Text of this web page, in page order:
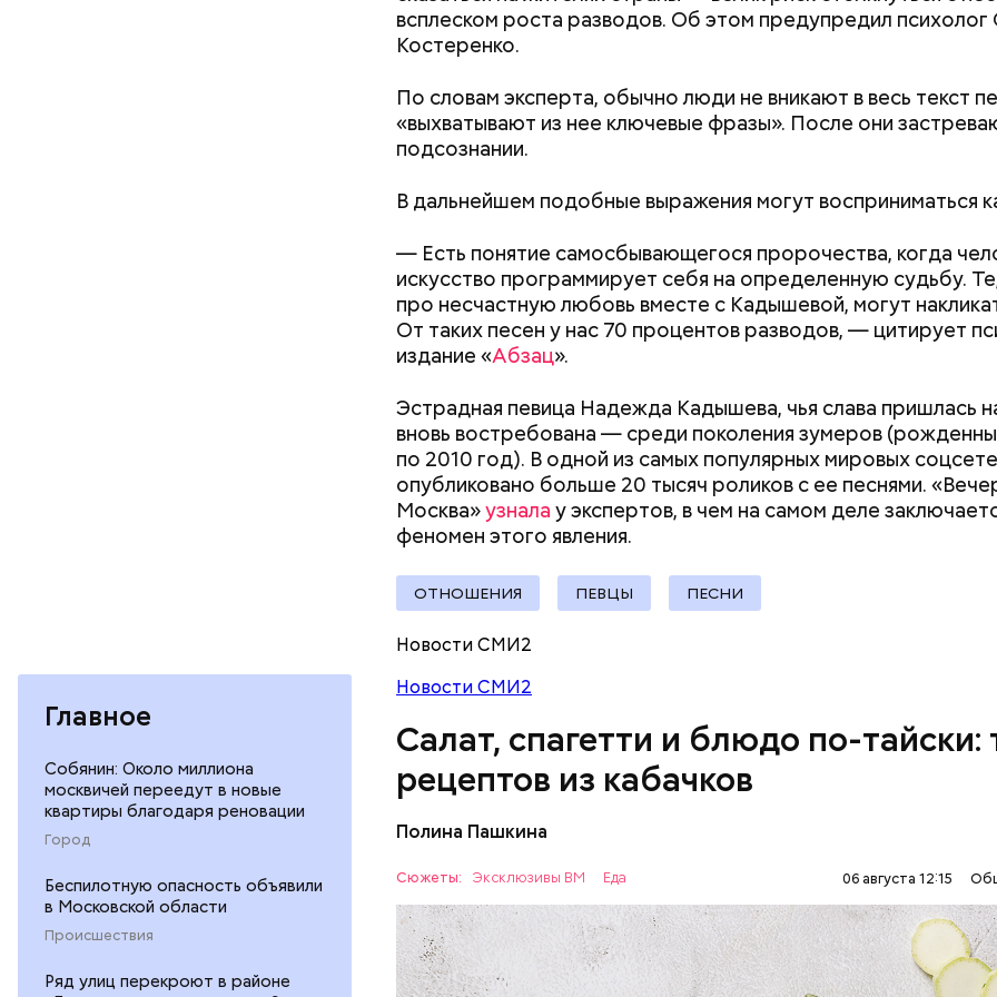
Главное
Собянин: Около миллиона
москвичей переедут в новые
квартиры благодаря реновации
Город
Беспилотную опасность объявили
в Московской области
Происшествия
Ряд улиц перекроют в районе
всплеском роста разводов. Об этом предупредил психолог
Костеренко.
По словам эксперта, обычно люди не вникают в весь текст
«выхватывают из нее ключевые фразы». После они
подсознании.
В дальнейшем подобные выражения могут восприниматься
— Есть понятие самосбывающегося пророчества, когда
искусство программирует себя на определенную судьбу.
про несчастную любовь вместе с Кадышевой, могут
От таких песен у нас 70 процентов разводов, — цитирует
издание «Абзац».
Эстрадная певица Надежда Кадышева, чья слава пришлась
вновь востребована — среди поколения зумеров
по 2010 год). В одной из самых популярных мировых
опубликовано больше 20 тысяч роликов с ее песнями.
Москва»узнала у экспертов, в чем на самом деле
феномен этого явления.
ОТНОШЕНИЯ ПЕВЦЫ ПЕСНИ
Новости СМИ2
Новости СМИ2
Салат, спагетти и блюдо по-тайски:
рецептов из кабачков
Полина Пашкина
Сюжеты: Эксклюзивы ВМ Еда 06 августа 12:15
Ингредиенты:
кабачок;
петрушка;
чеснок;
оливковое масло;
соль.
ЕДА ОВОЩИ РЕЦЕПТЫ
Вред дыни
Фото: Shutterstock
Как поменять батареи дома и
не получить штраф
Как получить до
рублей от
трудной
претендовать и
документы